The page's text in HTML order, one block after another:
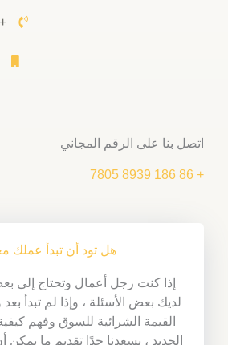
+ 86 186 8939 7805
اتصل بنا على الرقم المجاني
+ 86 186 8939 7805
هل تود أن تبدأ عملك
إذا كنت رجل أعمال وتحتاج إلى
لديك بعض الأسئلة ، وإذا لم تبدأ
القيمة الشرائية للسوق وفهم
الجديد ، يسعدنا جدًا تقديم ما يمكن